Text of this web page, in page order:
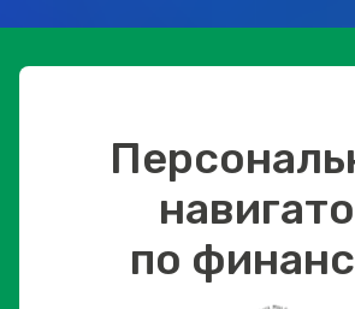
по